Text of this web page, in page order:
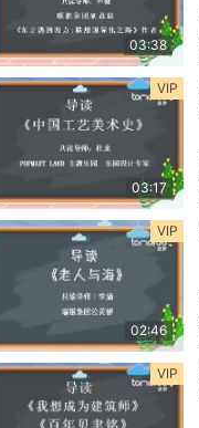
03:38
VIP
03:17
VIP
02:46
VIP